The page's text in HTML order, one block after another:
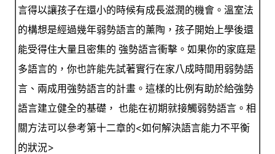
言得以讓孩子在還小的時候有成長滋潤的機會。溫室法
的構想是經過幾年弱勢語言的薰陶，孩子開始上學後還
能受得住大量且密集的 強勢語言衝擊。如果你的家庭是
多語言的，你也許能先試著實行在家八成時間用弱勢語
言、兩成用強勢語言的計畫。這樣的比例有助於給強勢
語言建立健全的基礎， 也能在初期就接觸弱勢語言。相
關方法可以參考第十二章的<如何解決語言能力不平衡
的狀況>